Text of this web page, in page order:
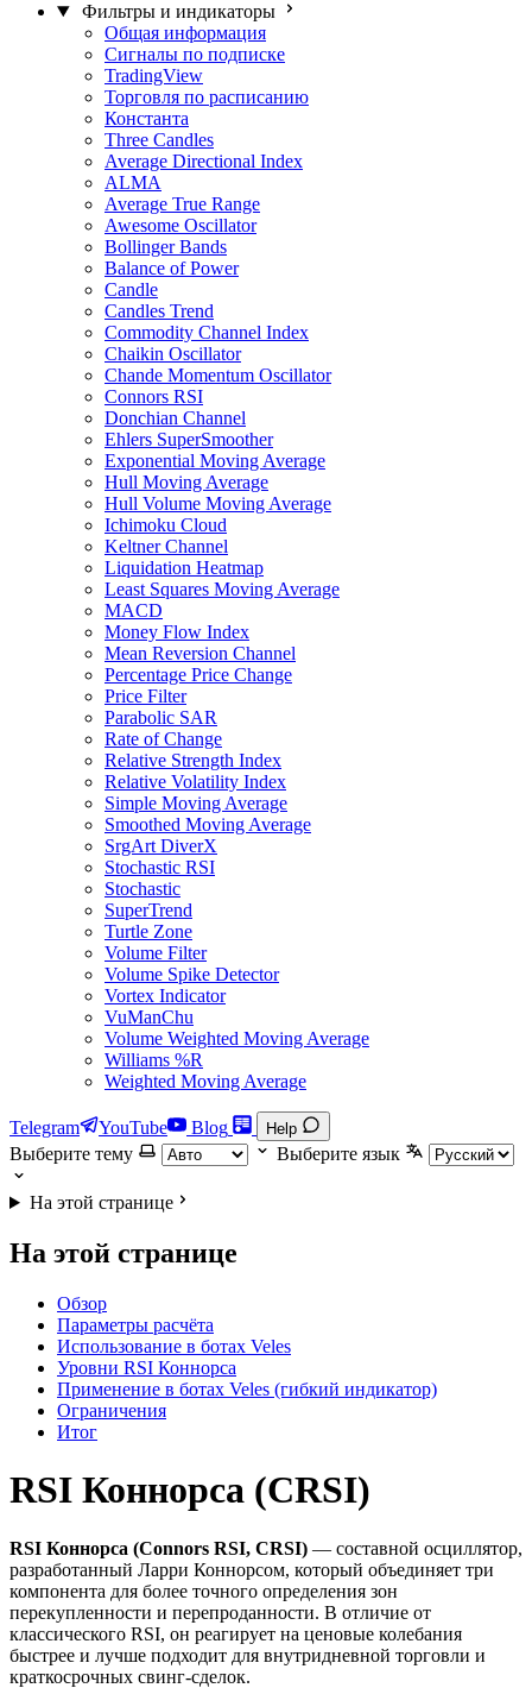
Фильтры и индикаторы
Общая информация
Сигналы по подписке
TradingView
Торговля по расписанию
Константа
Three Candles
Average Directional Index
ALMA
Average True Range
Awesome Oscillator
Bollinger Bands
Balance of Power
Candle
Candles Trend
Commodity Channel Index
Chaikin Oscillator
Chande Momentum Oscillator
Connors RSI
Donchian Channel
Ehlers SuperSmoother
Exponential Moving Average
Hull Moving Average
Hull Volume Moving Average
Ichimoku Cloud
Keltner Channel
Liquidation Heatmap
Least Squares Moving Average
MACD
Money Flow Index
Mean Reversion Channel
Percentage Price Change
Price Filter
Parabolic SAR
Rate of Change
Relative Strength Index
Relative Volatility Index
Simple Moving Average
Smoothed Moving Average
SrgArt DiverX
Stochastic RSI
Stochastic
SuperTrend
Turtle Zone
Volume Filter
Volume Spike Detector
Vortex Indicator
VuManChu
Volume Weighted Moving Average
Williams %R
Weighted Moving Average
Telegram YouTube Blog Help
Выберите тему Выберите язык
На этой странице
На этой странице
Обзор
Параметры расчёта
Использование в ботах Veles
Уровни RSI Коннорса
Применение в ботах Veles (гибкий индикатор)
Ограничения
Итог
RSI Коннорса (CRSI)
RSI Коннорса (Connors RSI, CRSI) — составной осциллятор,
разработанный Ларри Коннорсом, который объединяет три
компонента для более точного определения зон
перекупленности и перепроданности. В отличие от
классического RSI, он реагирует на ценовые колебания
быстрее и лучше подходит для внутридневной торговли и
краткосрочных свинг-сделок.